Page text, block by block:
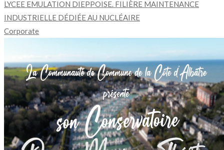
LYCEE EMULATION DIEPPOISE. FILIÈRE MAINTENANCE
INDUSTRIELLE DÉDIÉE AU NUCLÉAIRE
Corporate